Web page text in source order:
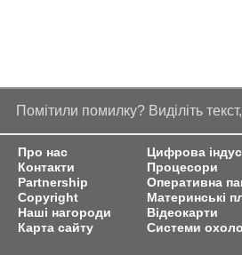
Помітили помилку? Виділіть
Про нас
Контакти
Partnership
Copyright
Наші нагороди
Карта сайту
Цифрова
Процесори
Оперативна
Материнські
Відеокарти
Системи